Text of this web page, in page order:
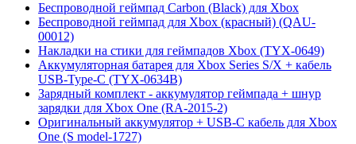
Беспроводной геймпад Carbon (Black) для Xbox
Беспроводной геймпад для Xbox (красный) (QAU-
00012)
Накладки на стики для геймпадов Xbox (TYX-0649)
Аккумуляторная батарея для Xbox Series S/X + кабель
USB-Type-C (TYX-0634B)
Зарядный комплект - аккумулятор геймпада + шнур
зарядки для Xbox One (RA-2015-2)
Оригинальный аккумулятор + USB-C кабель для Xbox
One (S model-1727)